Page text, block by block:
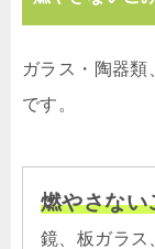
ガラス・陶器類
です。
燃やさない
鏡、板ガラス